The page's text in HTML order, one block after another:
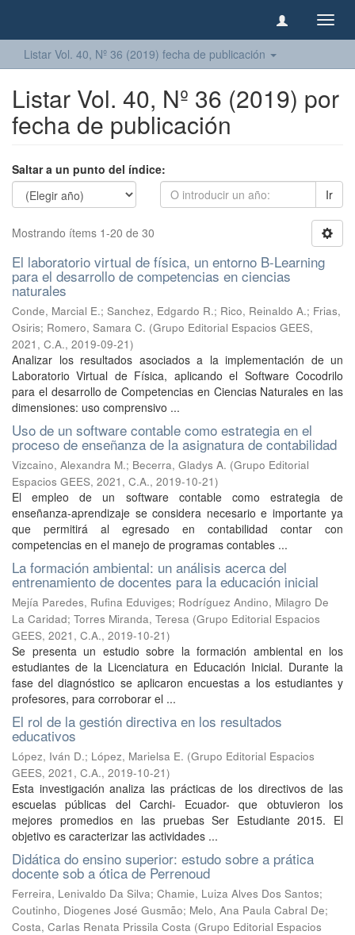
Listar Vol. 40, Nº 36 (2019) fecha de publicación
Listar Vol. 40, Nº 36 (2019) por
fecha de publicación
Saltar a un punto del índice:
Ir
Mostrando ítems 1-20 de 30
El laboratorio virtual de física, un entorno B-Learning
para el desarrollo de competencias en ciencias
naturales
Conde, Marcial E.; Sanchez, Edgardo R.; Rico, Reinaldo A.; Frias,
Osiris; Romero, Samara C. (Grupo Editorial Espacios GEES,
2021, C.A., 2019-09-21)
Analizar los resultados asociados a la implementación de un
Laboratorio Virtual de Física, aplicando el Software Cocodrilo
para el desarrollo de Competencias en Ciencias Naturales en las
dimensiones: uso comprensivo ...
Uso de un software contable como estrategia en el
proceso de enseñanza de la asignatura de contabilidad
Vizcaino, Alexandra M.; Becerra, Gladys A. (Grupo Editorial
Espacios GEES, 2021, C.A., 2019-10-21)
El empleo de un software contable como estrategia de
enseñanza-aprendizaje se considera necesario e importante ya
que permitirá al egresado en contabilidad contar con
competencias en el manejo de programas contables ...
La formación ambiental: un análisis acerca del
entrenamiento de docentes para la educación inicial
Mejía Paredes, Rufina Eduviges; Rodríguez Andino, Milagro De
La Caridad; Torres Miranda, Teresa (Grupo Editorial Espacios
GEES, 2021, C.A., 2019-10-21)
Se presenta un estudio sobre la formación ambiental en los
estudiantes de la Licenciatura en Educación Inicial. Durante la
fase del diagnóstico se aplicaron encuestas a los estudiantes y
profesores, para corroborar el ...
El rol de la gestión directiva en los resultados
educativos
López, Iván D.; López, Marielsa E. (Grupo Editorial Espacios
GEES, 2021, C.A., 2019-10-21)
Esta investigación analiza las prácticas de los directivos de las
escuelas públicas del Carchi- Ecuador- que obtuvieron los
mejores promedios en las pruebas Ser Estudiante 2015. El
objetivo es caracterizar las actividades ...
Didática do ensino superior: estudo sobre a prática
docente sob a ótica de Perrenoud
Ferreira, Lenivaldo Da Silva; Chamie, Luiza Alves Dos Santos;
Coutinho, Diogenes José Gusmão; Melo, Ana Paula Cabral De;
Costa, Carlas Renata Prissila Costa (Grupo Editorial Espacios